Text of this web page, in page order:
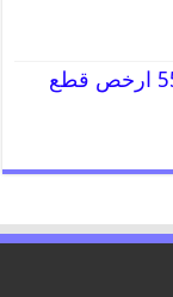
قطع غيار دودج 55818355 ارخص قطع